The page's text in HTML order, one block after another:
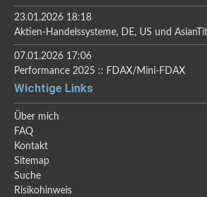
23.01.2026 18:18
Aktien-Handelssysteme, DE, US und
07.01.2026 17:06
Performance 2025 :: FDAX/Mini-FDAX
Wichtige Links
Über mich
FAQ
Kontakt
Sitemap
Suche
Risikohinweis